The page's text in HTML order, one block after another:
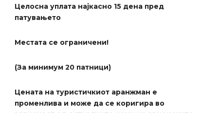
Целосна уплата најкасно 15 дена пред
патувањето
Местата се ограничени!
(За минимум 20 патници)
Цената на туристичкиот аранжман е
променлива и може да се коригира во